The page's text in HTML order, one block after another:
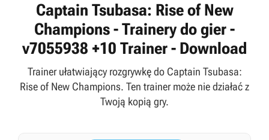
Captain Tsubasa: Rise of New
Champions - Trainery do gier -
v7055938 +10 Trainer - Download
Trainer ułatwiający rozgrywkę do Captain Tsubasa:
Rise of New Champions. Ten trainer może nie działać z
Twoją kopią gry.